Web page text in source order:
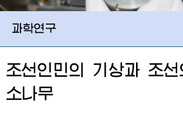
과학연구
조선인민의 기상과 조
소나무